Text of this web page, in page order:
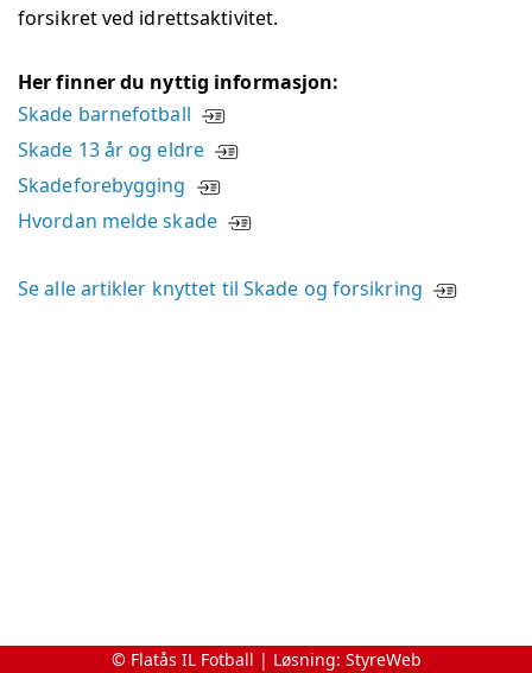
forsikret ved idrettsaktivitet.
Her finner du nyttig informasjon:
Skade barnefotball
Skade 13 år og eldre
Skadeforebygging
Hvordan melde skade
Se alle artikler knyttet til Skade og forsikring
© Flatås IL Fotball | Løsning: StyreWeb